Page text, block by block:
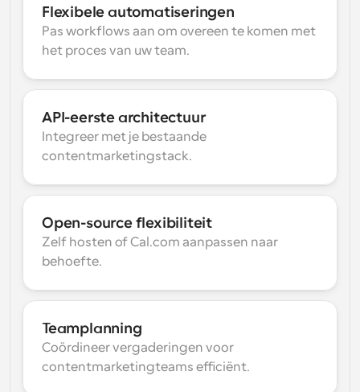
Flexibele automatiseringen
Pas workflows aan om overeen te komen met
het proces van uw team.
API-eerste architectuur
Integreer met je bestaande
contentmarketingstack.
Open-source flexibiliteit
Zelf hosten of Cal.com aanpassen naar
behoefte.
Teamplanning
Coördineer vergaderingen voor
contentmarketingteams efficiënt.